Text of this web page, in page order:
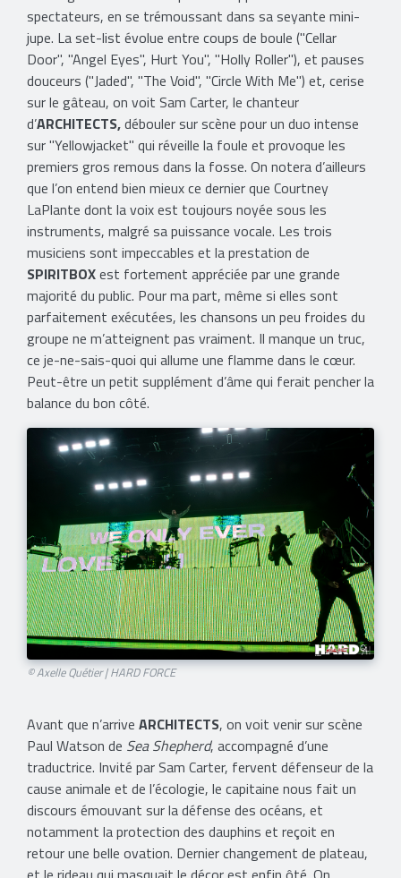
spectateurs, en se trémoussant dans sa seyante mini-
jupe. La set-list évolue entre coups de boule ("Cellar
Door", "Angel Eyes", Hurt You", "Holly Roller"), et pauses
douceurs ("Jaded", "The Void", "Circle With Me") et, cerise
sur le gâteau, on voit Sam Carter, le chanteur
d’ARCHITECTS,débouler sur scène pour un duo intense
sur "Yellowjacket" qui réveille la foule et provoque les
premiers gros remous dans la fosse. On notera d’ailleurs
que l’on entend bien mieux ce dernier que Courtney
LaPlante dont la voix est toujours noyée sous les
instruments, malgré sa puissance vocale. Les trois
musiciens sont impeccables et la prestation de
SPIRITBOXest fortement appréciée par une grande
majorité du public. Pour ma part, même si elles sont
parfaitement exécutées, les chansons un peu froides du
groupe ne m’atteignent pas vraiment. Il manque un truc,
ce je-ne-sais-quoi qui allume une flamme dans le cœur.
Peut-être un petit supplément d’âme qui ferait pencher la
balance du bon côté.
© Axelle Quétier | HARD FORCE
Avant que n’arrive ARCHITECTS, on voit venir sur scène
Paul Watson de Sea Shepherd, accompagné d’une
traductrice. Invité par Sam Carter, fervent défenseur de la
cause animale et de l’écologie, le capitaine nous fait un
discours émouvant sur la défense des océans, et
notamment la protection des dauphins et reçoit en
retour une belle ovation. Dernier changement de plateau,